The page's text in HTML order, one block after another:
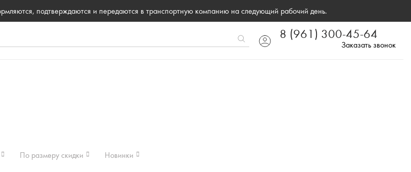
подтверждаются и передаются в транспортную компанию на следующий рабочий день.
8 (961) 300-45-64
Заказать звонок
По размеру скидки Новинки